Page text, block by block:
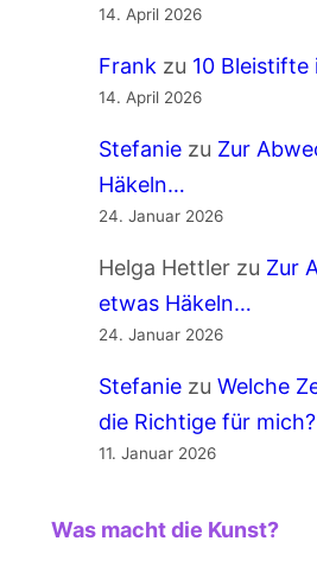
14. April 2026
Frank zu 10 Bleistifte
14. April 2026
Stefaniezu Zur
Häkeln…
24. Januar 2026
Helga Hettlerzu Zur
etwas Häkeln…
24. Januar 2026
Stefaniezu Welche
die Richtige für mich?
11. Januar 2026
Was macht die Kunst?